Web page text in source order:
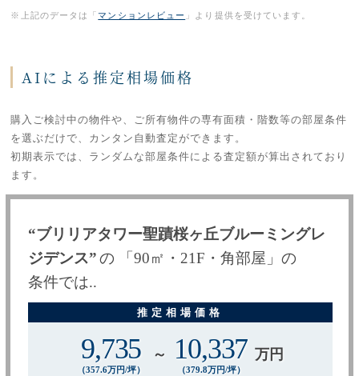
※上記のデータは「マンションレビュー 」より提供を受けています。
AIによる推定相場価格
購入ご検討中の物件や、ご所有物件の専有面積・階数等の部屋条件
を選ぶだけで、カンタン自動査定ができます。
初期表示では、ランダムな部屋条件による査定額が算出されており
ます。
“ブリリアタワー聖蹟桜ヶ丘ブルーミングレ
ジデンス”の 「90㎡・ 21F ・角部屋 」の
条件では..
9,735
（357.6万円/坪）
～ 10,337
（379.8万円/坪）
万円